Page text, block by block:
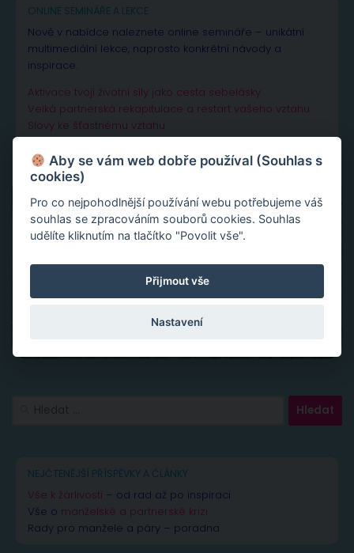
ONLINE SEMINÁŘE A LEKCE
Nově v nabídce naleznete online semináře – unikátní
multimediální lekce, naprosto konkrétní návody a
inspirace.
Aktivace tvojí životní síly jako cesta sebelásky
Velká partnerská rekapitulace a restart vašeho vztahu
Slovy ke šťastnému vztahu
NEJČTENĚJŠÍ PŘÍSPĚVKY A ČLÁNKY
Vše k žárlivosti – od rad až po inspiraci
Vše o manželské a partnerské krizi
Rady pro manžele a páry – poradna
Aby se vám web dobře používal (Souhlas s
cookies)
Pro co nejpohodlnější používání webu potřebujeme váš
souhlas se zpracováním souborů cookies. Souhlas
udělíte kliknutím na tlačítko "Povolit vše".
Přijmout vše
Nastavení